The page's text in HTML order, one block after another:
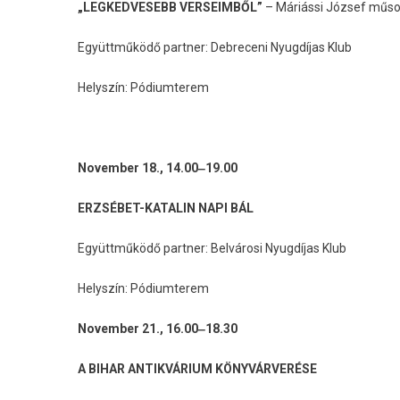
„LEGKEDVESEBB VERSEIMBŐL” – Máriássi József
Együttműködő partner: Debreceni Nyugdíjas Klub
Helyszín: Pódiumterem
November 18., 14.00‒19.00
ERZSÉBET-KATALIN NAPI BÁL
Együttműködő partner: Belvárosi Nyugdíjas Klub
Helyszín: Pódiumterem
November 21., 16.00‒18.30
A BIHAR ANTIKVÁRIUM KÖNYVÁRVERÉSE